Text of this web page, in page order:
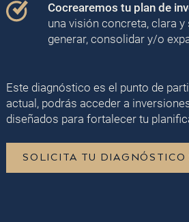
Cocrearemos tu plan de
una visión concreta, clara
generar, consolidar y/o
Este diagnóstico es el punto de
actual, podrás acceder a
diseñados para fortalecer tu
SOLICITA TU DIAGNÓSTICO